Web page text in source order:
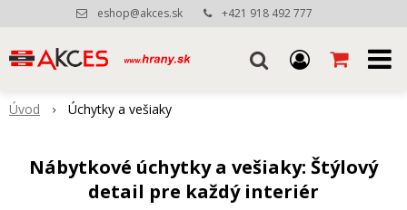
eshop@akces.sk +421 918 492 777
Úvod Úchytky a vešiaky
Nábytkové úchytky a vešiaky: Štýlový
detail pre každý interiér